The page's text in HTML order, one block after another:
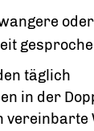
täglich
in der
vereinbarte